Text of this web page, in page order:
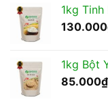
1kg
130.000
1kg Bột
85.000₫